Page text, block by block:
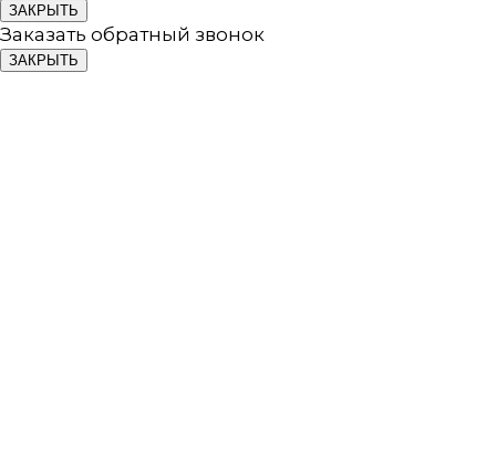
ЗАКРЫТЬ
Заказать обратный звонок
ЗАКРЫТЬ